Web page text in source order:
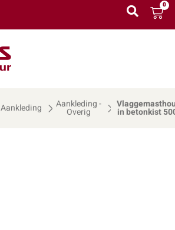
0
Aankleding Aankleding -
Overig in betonkist